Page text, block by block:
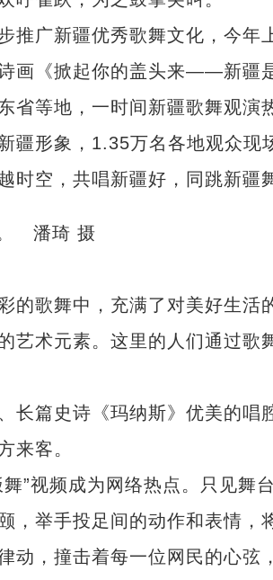
广新疆优秀歌舞文化，今年
画《掀起你的盖头来——新疆
省等地，一时间新疆歌舞观演
疆形象，1.35万名各地观众现
时空，共唱新疆好，同跳新疆
潘琦 摄
歌舞中，充满了对美好生活
艺术元素。这里的人们通过歌
篇史诗《玛纳斯》优美的唱
来客。
视频成为网络热点。只见舞
，举手投足间的动作和表情，
动，撞击着每一位网民的心弦